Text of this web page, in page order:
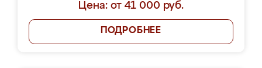
Цена: от 41 000 руб.
ПОДРОБНЕЕ